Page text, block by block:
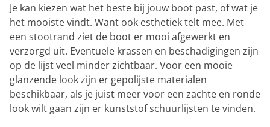
Je kan kiezen wat het beste bij jouw boot past, of wat je
het mooiste vindt. Want ook esthetiek telt mee. Met
een stootrand ziet de boot er mooi afgewerkt en
verzorgd uit. Eventuele krassen en beschadigingen zijn
op de lijst veel minder zichtbaar. Voor een mooie
glanzende look zijn er gepolijste materialen
beschikbaar, als je juist meer voor een zachte en ronde
look wilt gaan zijn er kunststof schuurlijsten te vinden.